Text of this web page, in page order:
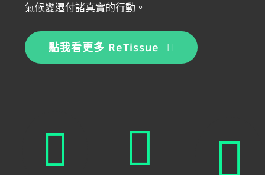
氣候變遷付諸真實的行動。
點我看更多 ReTissue